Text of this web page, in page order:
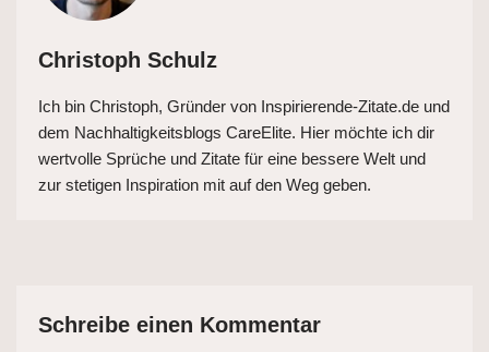
Christoph Schulz
Ich bin Christoph, Gründer von Inspirierende-Zitate.de und
dem Nachhaltigkeitsblogs CareElite. Hier möchte ich dir
wertvolle Sprüche und Zitate für eine bessere Welt und
zur stetigen Inspiration mit auf den Weg geben.
Schreibe einen Kommentar